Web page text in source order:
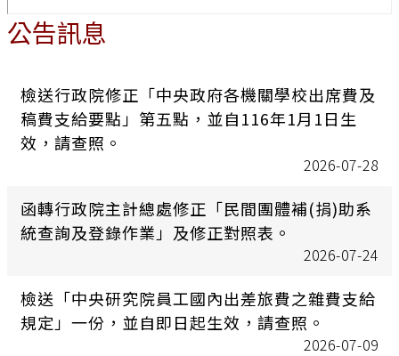
公告訊息
檢送行政院修正「中央政府各機關學校出席費及
稿費支給要點」第五點，並自116年1月1日生
效，請查照。
2026-07-28
函轉行政院主計總處修正「民間團體補(捐)助系
統查詢及登錄作業」及修正對照表。
2026-07-24
檢送「中央研究院員工國內出差旅費之雜費支給
規定」一份，並自即日起生效，請查照。
2026-07-09